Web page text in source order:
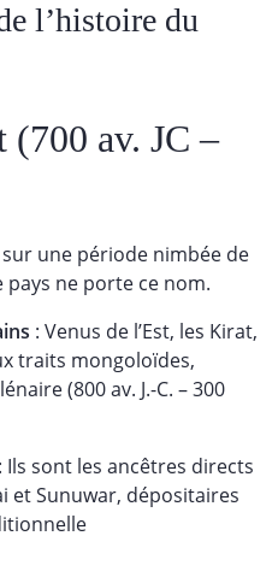
l’histoire du
av. JC –
sur une période nimbée de
pays ne porte ce nom.
: Venus de l’Est, les Kirat,
traits mongoloïdes,
(800 av. J.-C. – 300
: Ils sont les ancêtres directs
et Sunuwar, dépositaires